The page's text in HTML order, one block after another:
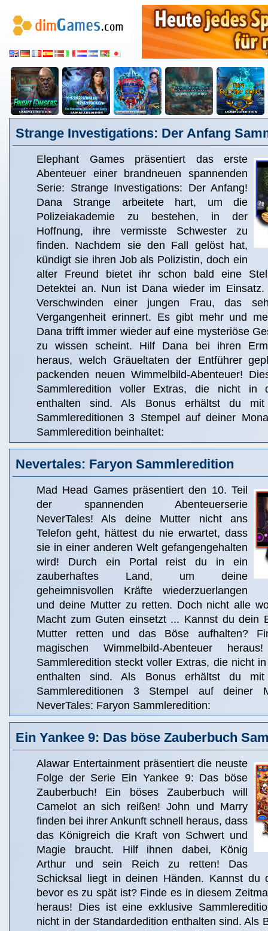
Strange Investigations: Der Anfang
Elephant Games präsentiert das erste
Abenteuer einer brandneuen spannenden
Serie: Strange Investigations: Der Anfang!
Dana Strange arbeitete hart, um die
Polizeiakademie zu bestehen, in der
Hoffnung, ihre vermisste Schwester zu
finden. Nachdem sie den Fall gelöst hat,
kündigt sie ihren Job als Polizistin, doch ein
alter Freund bietet ihr schon bald eine
Detektei an. Nun ist Dana wieder im
Verschwinden einer jungen Frau, das
Vergangenheit erinnert. Es gibt mehr und
Dana trifft immer wieder auf eine mysteriöse
zu wissen scheint. Hilf Dana bei ihren
heraus, welch Gräueltaten der Entführer
packenden neuen Wimmelbild-Abenteuer!
Sammleredition voller Extras, die nicht in
enthalten sind. Als Bonus erhältst du
Sammlereditionen 3 Stempel auf deiner
Sammleredition beinhaltet:
Nevertales: Faryon Sammleredition
Mad Head Games präsentiert den 10. Teil
der spannenden Abenteuerserie
NeverTales! Als deine Mutter nicht ans
Telefon geht, hättest du nie erwartet, dass
sie in einer anderen Welt gefangengehalten
wird! Durch ein Portal reist du in ein
zauberhaftes Land, um deine
geheimnisvollen Kräfte wiederzuerlangen
und deine Mutter zu retten. Doch nicht alle
Macht zum Guten einsetzt ... Kannst du dein
Mutter retten und das Böse aufhalten?
magischen Wimmelbild-Abenteuer
Sammleredition steckt voller Extras, die nicht
enthalten sind. Als Bonus erhältst du
Sammlereditionen 3 Stempel auf deiner
NeverTales: Faryon Sammleredition:
Ein Yankee 9: Das böse Zauberbuch
Alawar Entertainment präsentiert die neuste
Folge der Serie Ein Yankee 9: Das böse
Zauberbuch! Ein böses Zauberbuch will
Camelot an sich reißen! John und Marry
finden bei ihrer Ankunft schnell heraus, dass
das Königreich die Kraft von Schwert und
Magie braucht. Hilf ihnen dabei, König
Arthur und sein Reich zu retten! Das
Schicksal liegt in deinen Händen. Kannst du
bevor es zu spät ist? Finde es in diesem
heraus! Dies ist eine exklusive
nicht in der Standardedition enthalten sind. Als